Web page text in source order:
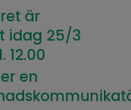
är
idag 25/3
12.00
en